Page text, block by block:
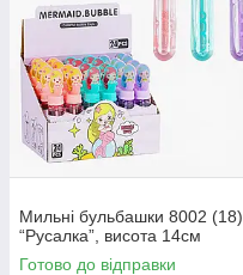
Мильні бульбашки 8002 (18)
“Русалка”, висота 14см
Готово до відправки